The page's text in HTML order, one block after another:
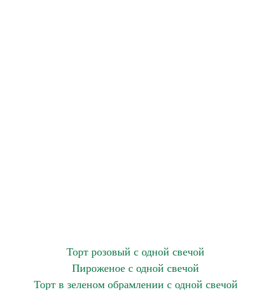
Торт розовый с одной свечой
Пироженое с одной свечой
Торт в зеленом обрамлении с одной свечой